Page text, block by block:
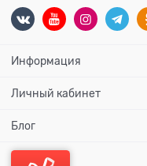
Информация
Личный кабинет
Блог